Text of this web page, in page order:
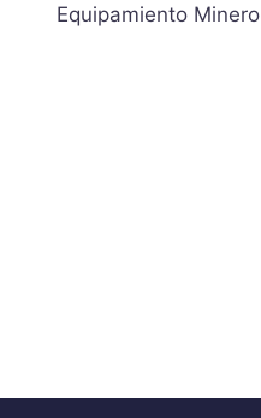
Equipamiento Minero